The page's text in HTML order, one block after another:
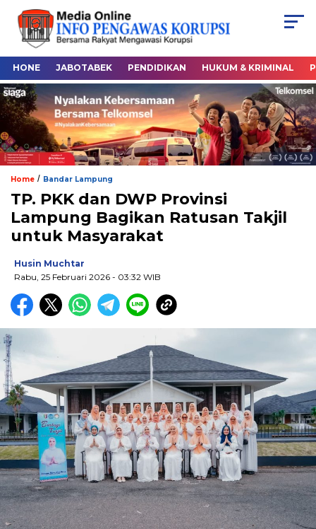
HONE JABOTABEK PENDIDIKAN HUKUM & KRIMINAL
Home / Bandar Lampung
TP. PKK dan DWP Provinsi
Lampung Bagikan Ratusan Takjil
untuk Masyarakat
Husin Muchtar
Rabu, 25 Februari 2026 - 03:32 WIB